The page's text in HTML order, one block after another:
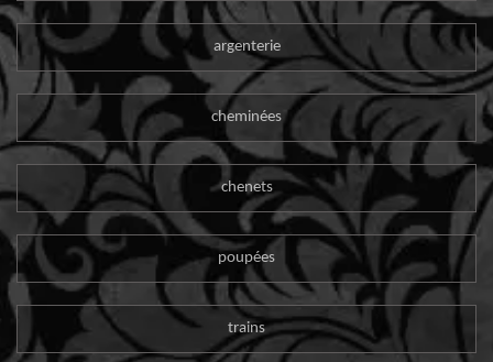
argenterie
cheminées
chenets
poupées
trains